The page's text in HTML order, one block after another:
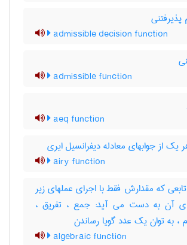
admissible decision function
admissible function
aeq function
یک از جوابهای معادله دیفرانسیل ایری
airy function
که مقدارش فقط با اجرای عملهای زیر
آن به دست می آید: جمع ، تفریق ،
به توان یک عدد گویا رساندن
algebraic function